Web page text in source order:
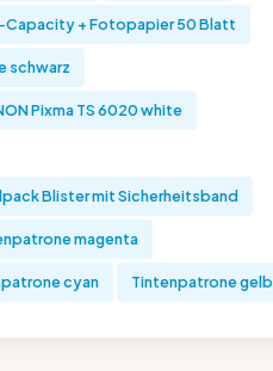
Capacity + Fotopapier 50 Blatt
schwarz
Pixma TS 6020 white
Blister mit Sicherheitsband
magenta
cyan Tintenpatrone gelb